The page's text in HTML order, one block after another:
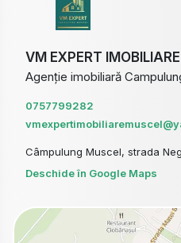
VM EXPERT
Agenție imobiliară
0757799282
Câmpulung Muscel, strada
Deschide în Google Maps